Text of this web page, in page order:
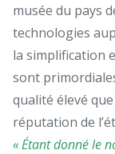
musée du pays
technologies
la simplification
sont
qualité élevé
réputation de
« Étant donné le